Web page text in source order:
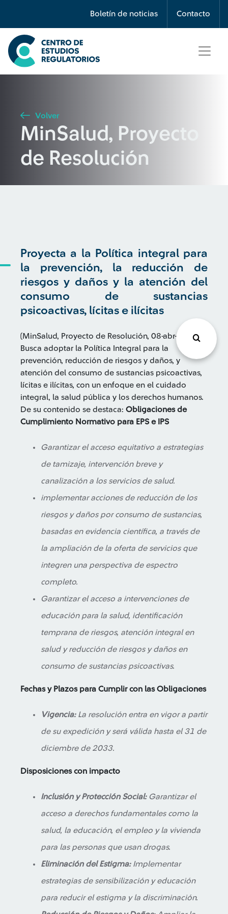
Boletín de noticias Contacto
Búsqueda
Seleccione país
Buscar
Volver
MinSalud, Proyecto
de Resolución
Proyecta a la Política integral para
la prevención, la reducción de
riesgos y daños y la atención del
consumo de sustancias
psicoactivas, lícitas e ilícitas
(MinSalud, Proyecto de Resolución, 08-abr-25)
Busca adoptar la Política Integral para la
prevención, reducción de riesgos y daños, y
atención del consumo de sustancias psicoactivas,
lícitas e ilícitas, con un enfoque en el cuidado
integral, la salud pública y los derechos humanos.
De su contenido se destaca: Obligaciones de
Cumplimiento Normativo para EPS e IPS
Garantizar el acceso equitativo a estrategias
de tamizaje, intervención breve y
canalización a los servicios de salud.
implementar acciones de reducción de los
riesgos y daños por consumo de sustancias,
basadas en evidencia científica, a través de
la ampliación de la oferta de servicios que
integren una perspectiva de espectro
completo.
Garantizar el acceso a intervenciones de
educación para la salud, identificación
temprana de riesgos, atención integral en
salud y reducción de riesgos y daños en
consumo de sustancias psicoactivas.
Fechas y Plazos para Cumplir con las Obligaciones
Vigencia:La resolución entra en vigor a partir
de su expedición y será válida hasta el 31 de
diciembre de 2033.
Disposiciones con impacto
Inclusión y Protección Social:Garantizar el
acceso a derechos fundamentales como la
salud, la educación, el empleo y la vivienda
para las personas que usan drogas.
Eliminación del Estigma:Implementar
estrategias de sensibilización y educación
para reducir el estigma y la discriminación.